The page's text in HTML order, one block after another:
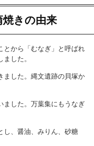
きの由来
とから「むなぎ」と呼ばれ
した。
ました。縄文遺跡の貝塚か
ました。万葉集にもうなぎ
し、醤油、みりん、砂糖